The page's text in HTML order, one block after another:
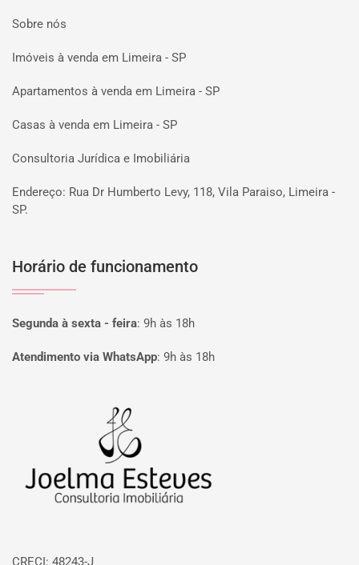
Sobre nós
Imóveis à venda em Limeira - SP
Apartamentos à venda em Limeira - SP
Casas à venda em Limeira - SP
Consultoria Jurídica e Imobiliária
Endereço: Rua Dr Humberto Levy, 118, Vila Paraiso, Limeira -
SP.
Horário de funcionamento
Segunda à sexta - feira: 9h às 18h
Atendimento via WhatsApp: 9h às 18h
CRECI: 48243-J